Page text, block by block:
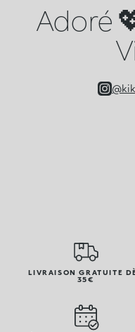
Adoré
LIVRAISON GRATUITE
35€